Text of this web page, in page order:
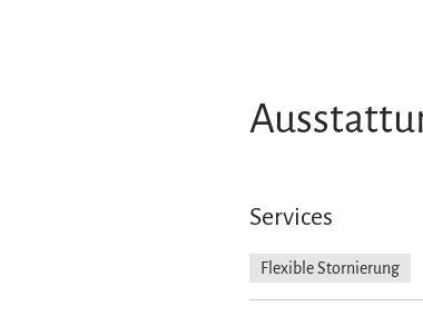
Services
Flexible Stornierung